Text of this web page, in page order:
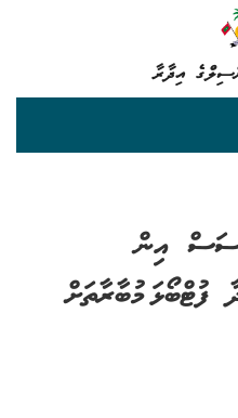
އިދާރާ
އިން
ފުޓްބޯޅަ މުބާރާތަށް